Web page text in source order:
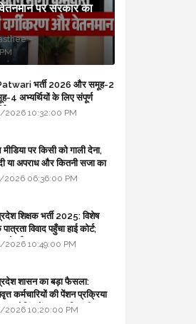
पर सरकार का
भर्ती 2026 और समूह-2
4 अभ्यर्थियों के लिए संपूर्ण
10:32:00 PM
पर किसी को गाली देना,
या अपराध और कितनी सजा का
- free legal advice
06:36:00 PM
शिक्षक भर्ती 2025: विशेष
विवाद पहुँचा हाई कोर्ट;
से माँगा जवाब
10:49:00 PM
शासन का बड़ा फैसला:
कर्मचारियों की पेंशन प्रक्रिया
कोडिंग में हुए क्रांतिकारी
10:20:00 PM